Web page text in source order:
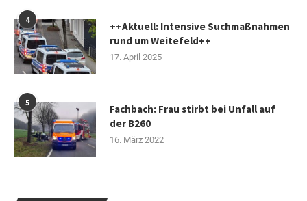
4
++Aktuell: Intensive Suchmaßnahmen
rund um Weitefeld++
17. April 2025
5
Fachbach: Frau stirbt bei Unfall auf
der B260
16. März 2022